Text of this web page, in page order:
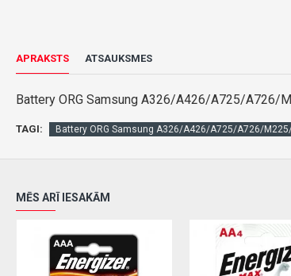
APRAKSTS ATSAUKSMES
Battery ORG Samsung A326/A426/A725/A726/
TAGI: Battery ORG Samsung A326/A426/A725/A726/
MĒS ARĪ IESAKĀM